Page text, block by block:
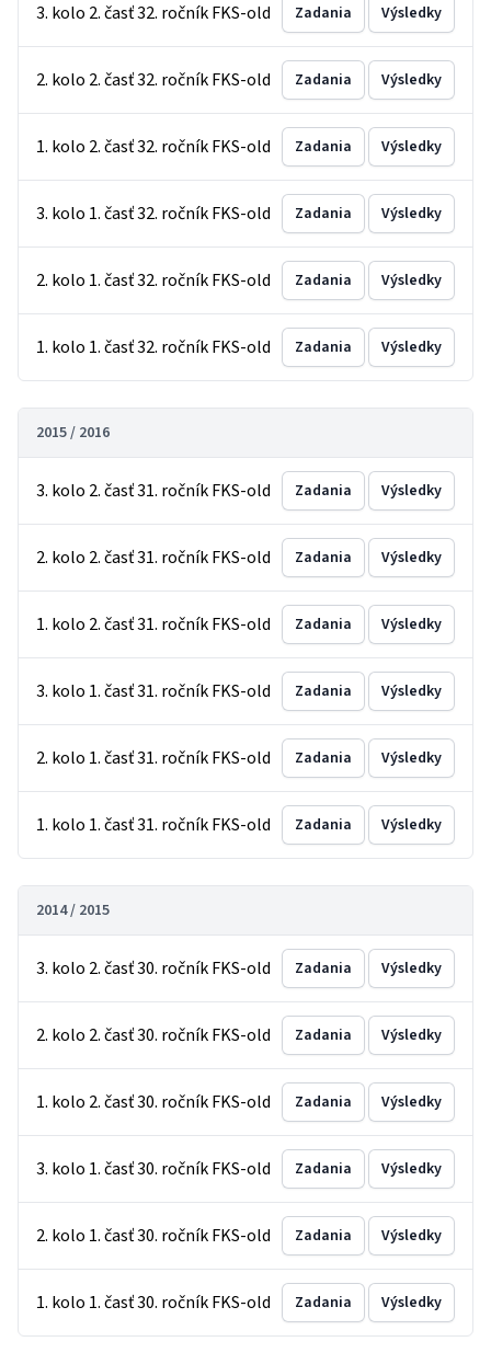
3. kolo 2. časť 32. ročník FKS-old Zadania Výsledky
2. kolo 2. časť 32. ročník FKS-old Zadania Výsledky
1. kolo 2. časť 32. ročník FKS-old Zadania Výsledky
3. kolo 1. časť 32. ročník FKS-old Zadania Výsledky
2. kolo 1. časť 32. ročník FKS-old Zadania Výsledky
1. kolo 1. časť 32. ročník FKS-old Zadania Výsledky
2015 / 2016
3. kolo 2. časť 31. ročník FKS-old Zadania Výsledky
2. kolo 2. časť 31. ročník FKS-old Zadania Výsledky
1. kolo 2. časť 31. ročník FKS-old Zadania Výsledky
3. kolo 1. časť 31. ročník FKS-old Zadania Výsledky
2. kolo 1. časť 31. ročník FKS-old Zadania Výsledky
1. kolo 1. časť 31. ročník FKS-old Zadania Výsledky
2014 / 2015
3. kolo 2. časť 30. ročník FKS-old Zadania Výsledky
2. kolo 2. časť 30. ročník FKS-old Zadania Výsledky
1. kolo 2. časť 30. ročník FKS-old Zadania Výsledky
3. kolo 1. časť 30. ročník FKS-old Zadania Výsledky
2. kolo 1. časť 30. ročník FKS-old Zadania Výsledky
1. kolo 1. časť 30. ročník FKS-old Zadania Výsledky